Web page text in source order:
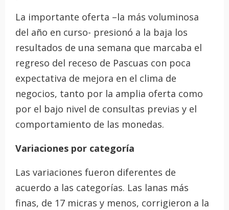
La importante oferta –la más voluminosa
del año en curso- presionó a la baja los
resultados de una semana que marcaba el
regreso del receso de Pascuas con poca
expectativa de mejora en el clima de
negocios, tanto por la amplia oferta como
por el bajo nivel de consultas previas y el
comportamiento de las monedas.
Variaciones por categoría
Las variaciones fueron diferentes de
acuerdo a las categorías. Las lanas más
finas, de 17 micras y menos, corrigieron a la